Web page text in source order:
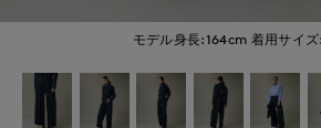
モデル身長:164cm 着用サイ